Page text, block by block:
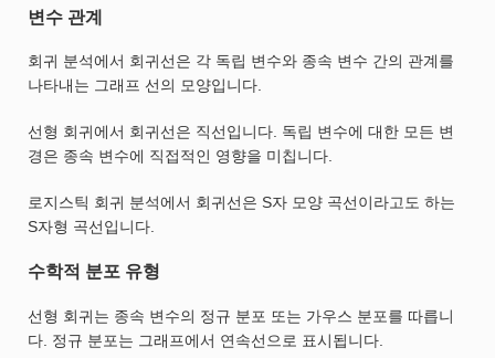
변수 관계
회귀 분석에서 회귀선은 각 독립 변수와 종속 변수 간의 관계를
나타내는 그래프 선의 모양입니다.
선형 회귀에서 회귀선은 직선입니다. 독립 변수에 대한 모든 변
경은 종속 변수에 직접적인 영향을 미칩니다.
로지스틱 회귀 분석에서 회귀선은 S자 모양 곡선이라고도 하는
S자형 곡선입니다.
수학적 분포 유형
선형 회귀는 종속 변수의 정규 분포 또는 가우스 분포를 따릅니
다. 정규 분포는 그래프에서 연속선으로 표시됩니다.